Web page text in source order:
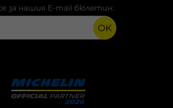
за нашия E-mail бюлетин:
OK